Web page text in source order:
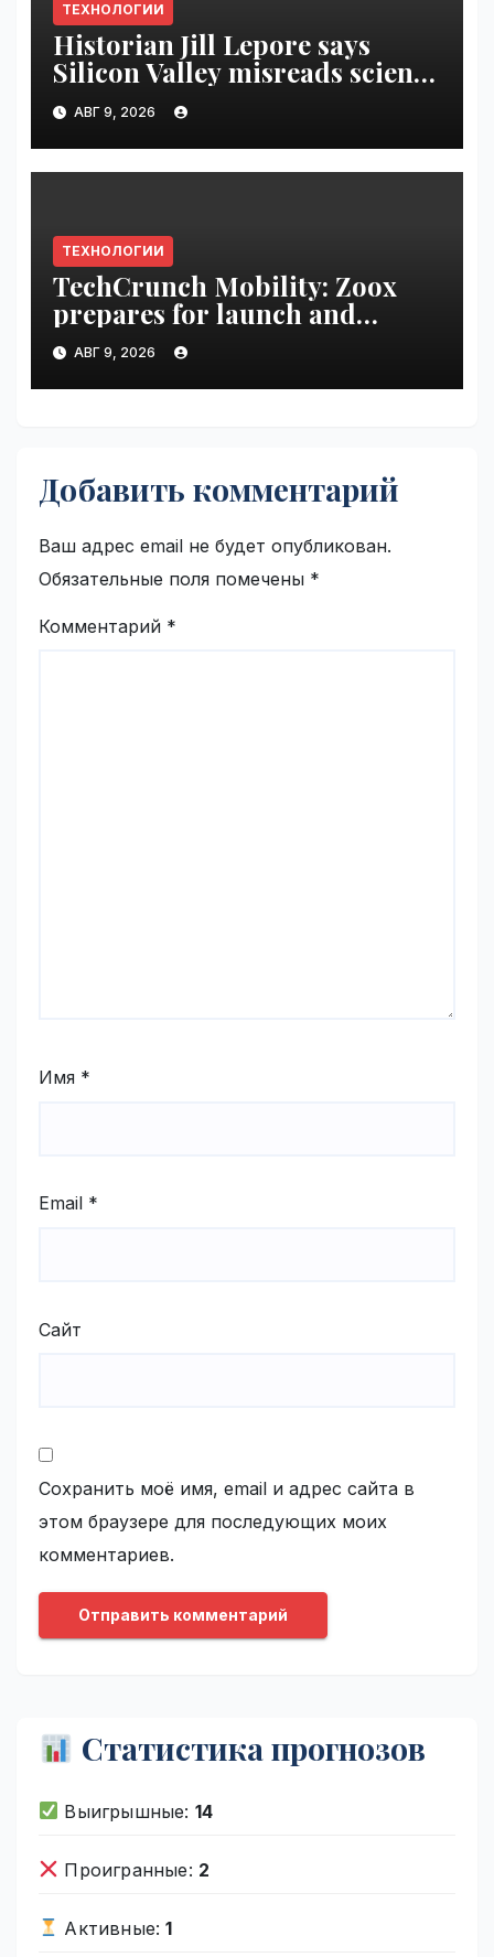
ТЕХНОЛОГИИ
Historian Jill Lepore says
Silicon Valley misreads science
fiction and undermines
democracy | VseTime.ru
АВГ 9, 2026
ТЕХНОЛОГИИ
TechCrunch Mobility: Zoox
prepares for launch and
Uber’s AV empire | VseTime.ru
АВГ 9, 2026
Добавить комментарий
Ваш адрес email не будет опубликован.
Обязательные поля помечены *
Комментарий *
Имя *
Email *
Сайт
Сохранить моё имя, email и адрес сайта в
этом браузере для последующих моих
комментариев.
Статистика прогнозов
Выигрышные: 14
Проигранные: 2
Активные:1